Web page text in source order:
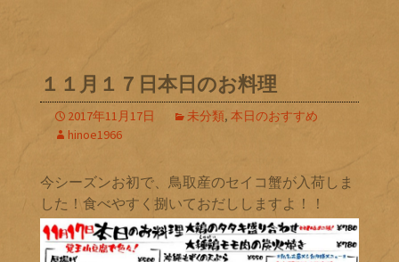
１１月１７日本日のお料理
2017年11月17日 未分類, 本日のおすすめ
hinoe1966
今シーズンお初で、鳥取産のセイコ蟹が入荷しま
した！食べやすく捌いておだししますよ！！